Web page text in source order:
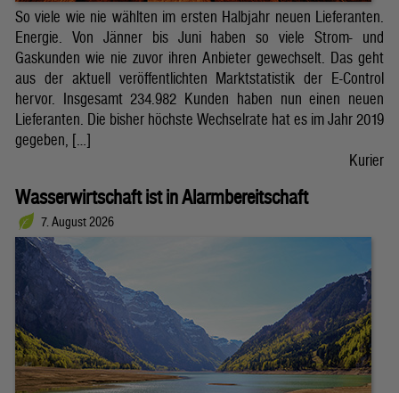
So viele wie nie wählten im ersten Halbjahr neuen Lieferanten.
Energie. Von Jänner bis Juni haben so viele Strom- und
Gaskunden wie nie zuvor ihren Anbieter gewechselt. Das geht
aus der aktuell veröffentlichten Marktstatistik der E-Control
hervor. Insgesamt 234.982 Kunden haben nun einen neuen
Lieferanten. Die bisher höchste Wechselrate hat es im Jahr 2019
gegeben, […]
Kurier
Wasserwirtschaft ist in Alarmbereitschaft
7. August 2026